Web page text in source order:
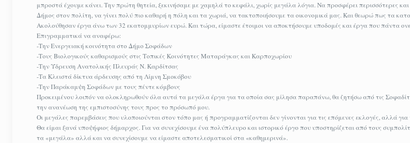
μπροστά έχουμε κάνει. Την πρώτη θητεία, ξεκινήσαμε με χαμηλά το κεφάλι, χωρίς μεγάλα λόγια. Να προσφέρει περισσότερες και
Δήμος στον πολίτη, να γίνει πολύ πιο καθαρή η πόλη και τα χωριά, να τακτοποιήσουμε τα οικονομικά μας. Και θεωρώ πως τα
Ακολούθησαν έργα άνω των 32 εκατομμυρίων ευρώ. Και τώρα, είμαστε έτοιμοι να αποκτήσουμε υποδομές και έργα που πάντα
Επιγραμματικά να αναφέρω:
-Την Ενεργειακή κοινότητα στο Δήμο Σοφάδων
-Τους Βιολογικούς καθαρισμούς στις Τοπικές Κοινότητες Ματαράγκας και Καρποχωρίου
-Την Ύδρευση Ανατολικής Πλευράς Ν. Καρδίτσας
-Τα Κλειστά δίκτυα άρδευσης από τη Λίμνη Σμοκόβου
-Την Παράκαμψη Σοφάδων με τους πέντε κόμβους
Προκειμένου λοιπόν να ολοκληρωθούν όλα αυτά τα μεγάλα έργα για τα οποία σας μίλησα παραπάνω, θα ζητήσω από τις
την ανανέωση της εμπιστοσύνης τους προς το πρόσωπό μου.
Oι μεγάλες παρεμβάσεις που υλοποιούνται στον τόπο μας ή προγραμματίζονται δεν γίνονται για τις επόμενες εκλογές, αλλά για
Θα είμαι ξανά υποψήφιος δήμαρχος. Για να συνεχίσουμε ένα πολύπλευρο και ιστορικό έργο που υποστηρίζεται από τους
τα «μεγάλα» αλλά και να συνεχίσουμε να είμαστε αποτελεσματικοί στα «καθημερινά».